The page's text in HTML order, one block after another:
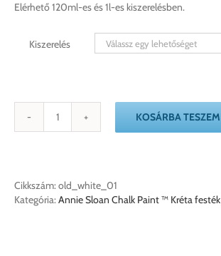
Elérhető 120ml-es és 1l-es kiszerelésben.
Kiszerelés
Old
Chalk
Paint
KOSÁRBA TESZEM
Cikkszám:old_white_01
Kategória:Annie Sloan Chalk Paint ™ Kréta festék